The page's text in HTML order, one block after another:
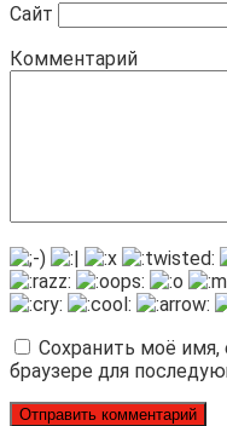
Сайт
Комментарий
Сохранить моё имя,
браузере для